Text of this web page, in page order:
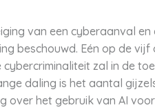
van een cyberaanval
beschouwd. Eén op de
cybercriminaliteit zal in de
daling is het aantal
over het gebruik van AI